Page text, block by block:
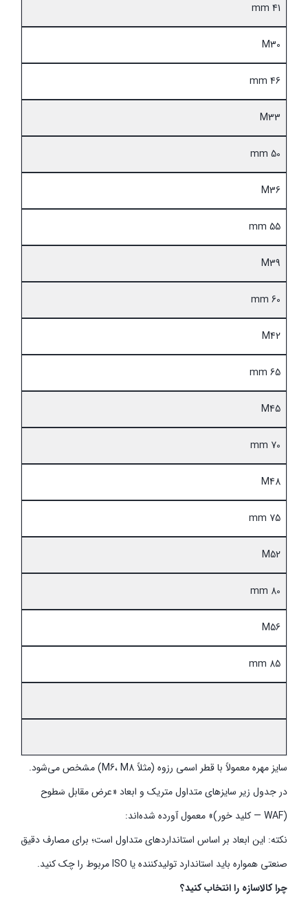
41 mm
M30
46 mm
M33
50 mm
M36
55 mm
M39
60 mm
M42
65 mm
M45
70 mm
M48
75 mm
M52
80 mm
M56
85 mm
سایز مهره معمولاً با قطر اسمی رزوه (مثلاً M6، M8) مشخص می‌شود.
در جدول زیر سایزهای متداول متریک و ابعاد «عرض مقابل سَطوح
(WAF — کلید خور)» معمول آورده شده‌اند:
نکته: این ابعاد بر اساس استانداردهای متداول است؛ برای مصارف دقیق
صنعتی همواره باید استاندارد تولیدکننده یا ISO مربوط را چک کنید.
چرا کالاسازه را انتخاب کنید؟